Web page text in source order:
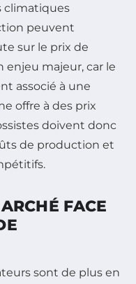
climatiques
peuvent
sur le prix de
enjeu majeur, car le
associé à une
offre à des prix
doivent donc
de production et
FACE
sont de plus en